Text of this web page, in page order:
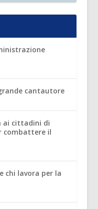
cantautore
ai cittadini di
combattere il
chi lavora per la